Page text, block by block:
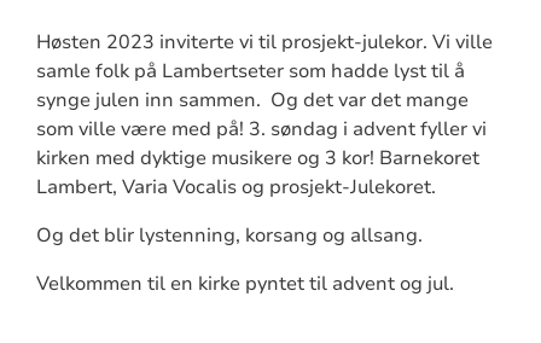
Høsten 2023 inviterte vi til prosjekt-julekor. Vi ville
samle folk på Lambertseter som hadde lyst til å
synge julen inn sammen. Og det var det mange
som ville være med på! 3. søndag i advent fyller vi
kirken med dyktige musikere og 3 kor! Barnekoret
Lambert, Varia Vocalis og prosjekt-Julekoret.
Og det blir lystenning, korsang og allsang.
Velkommen til en kirke pyntet til advent og jul.